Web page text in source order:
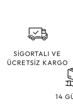
SİGORTALI VE
ÜCRETSİZ KARGO
14